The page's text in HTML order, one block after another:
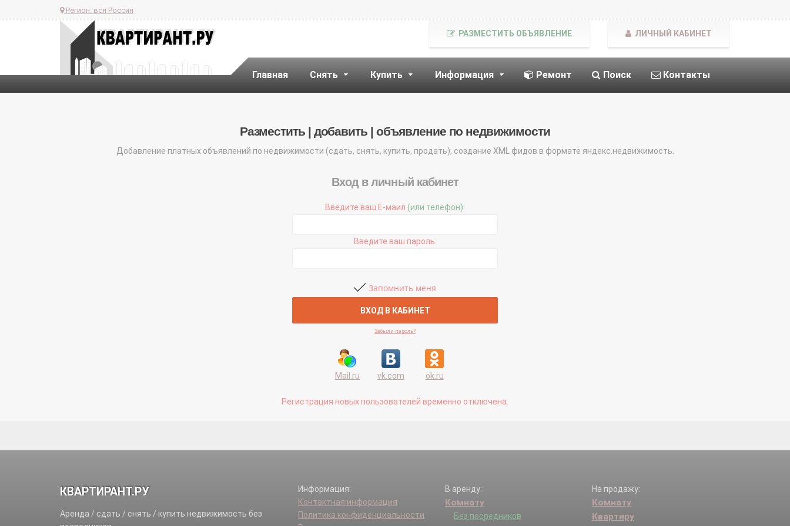
Регион: вся Россия
Главная Снять Купить Информация Ремонт Поиск Контакты
РАЗМЕСТИТЬ ОБЪЯВЛЕНИЕ ЛИЧНЫЙ КАБИНЕТ
Разместить | добавить | объявление по недвижимости
Добавление платных объявлений по недвижимости (сдать, снять, купить, продать), создание XML фидов в формате яндекс.недвижимость.
Вход в личный кабинет
Введите ваш Е-маил (или телефон):
Введите ваш пароль:
Запомнить меня
Забыли пароль?
Mail.ru vk.com ok.ru
Регистрация новых пользователей временно отключена.
КВАРТИРАНТ.РУ
Аренда / сдать / снять / купить недвижимость без
Информация:
Контактная информация
Политика конфиденциальности
В аренду:
Комнату
Без посредников
На продажу:
Комнату
Квартиру